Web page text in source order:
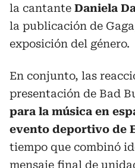
la cantante Daniela
la publicación de
exposición del género.
En conjunto, las
presentación de Bad
para la música en
evento deportivo de
tiempo que combinó
mensaje final de